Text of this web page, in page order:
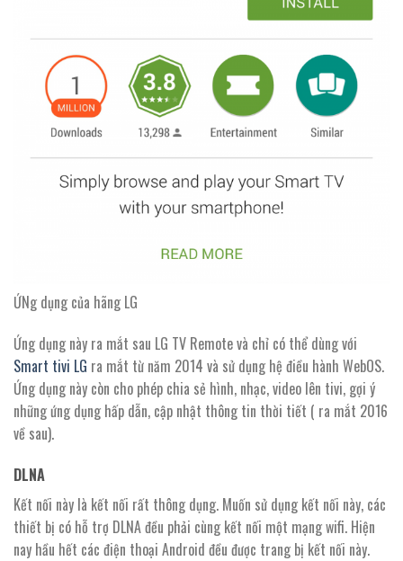
ỨNg dụng của hãng LG
Ứng dụng này ra mắt sau LG TV Remote và chỉ có thể dùng với
Smart tivi LG ra mắt từ năm 2014 và sử dụng hệ điều hành WebOS.
Ứng dụng này còn cho phép chia sẻ hình, nhạc, video lên tivi, gợi ý
những ứng dụng hấp dẫn, cập nhật thông tin thời tiết ( ra mắt 2016
về sau).
DLNA
Kết nối này là kết nối rất thông dụng. Muốn sử dụng kết nối này, các
thiết bị có hỗ trợ DLNA đều phải cùng kết nối một mạng wifi. Hiện
nay hầu hết các điện thoại Android đều được trang bị kết nối này.